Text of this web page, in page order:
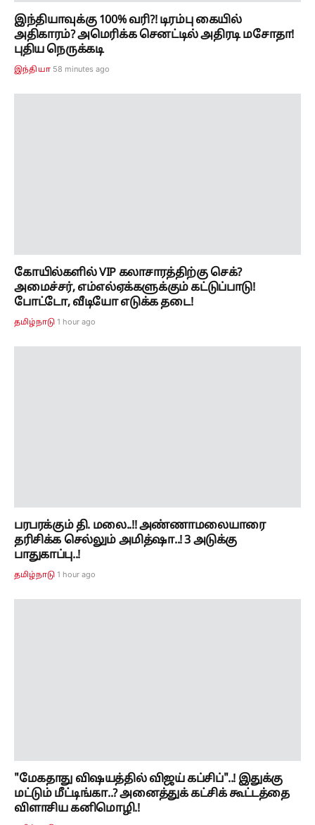
இந்தியாவுக்கு 100% வரி?! டிரம்பு கையில்
அதிகாரம்? அமெரிக்க செனட்டில் அதிரடி மசோதா!
புதிய நெருக்கடி
இந்தியா 58 minutes ago
கோயில்களில் VIP கலாசாரத்திற்கு செக்?
அமைச்சர், எம்எல்ஏக்களுக்கும் கட்டுப்பாடு!
போட்டோ, வீடியோ எடுக்க தடை!
தமிழ்நாடு 1 hour ago
பரபரக்கும் தி. மலை..!! அண்ணாமலையாரை
தரிசிக்க செல்லும் அமித்ஷா..! 3 அடுக்கு
பாதுகாப்பு..!
தமிழ்நாடு 1 hour ago
"மேகதாது விஷயத்தில் விஜய் கப்சிப்"..! இதுக்கு
மட்டும் மீட்டிங்கா..? அனைத்துக் கட்சிக் கூட்டத்தை
விளாசிய கனிமொழி.!